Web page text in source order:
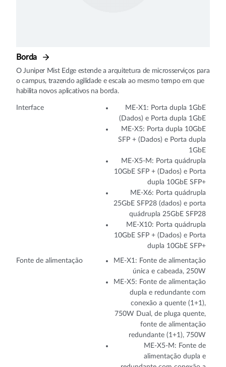
Borda
O Juniper Mist Edge estende a arquitetura de microsserviços para
o campus, trazendo agilidade e escala ao mesmo tempo em que
habilita novos aplicativos na borda.
Interface
ME-X1: Porta dupla 1GbE
(Dados) e Porta dupla 1GbE
ME-X5: Porta dupla 10GbE
SFP + (Dados) e Porta dupla
1GbE
ME-X5-M: Porta quádrupla
10GbE SFP + (Dados) e Porta
dupla 10GbE SFP+
ME-X6: Porta quádrupla
25GbE SFP28 (dados) e porta
quádrupla 25GbE SFP28
ME-X10: Porta quádrupla
10GbE SFP + (Dados) e Porta
dupla 10GbE SFP+
Fonte de alimentação
ME-X1: Fonte de alimentação
única e cabeada, 250W
ME-X5: Fonte de alimentação
dupla e redundante com
conexão a quente (1+1),
750W Dual, de pluga quente,
fonte de alimentação
redundante (1+1), 750W
ME-X5-M: Fonte de
alimentação dupla e